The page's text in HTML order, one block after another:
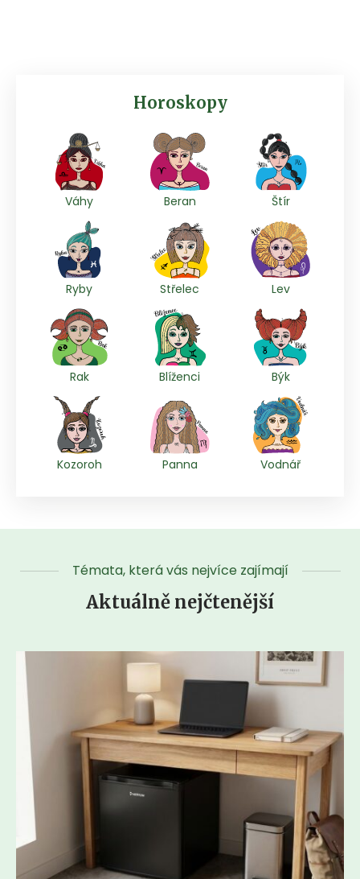
Horoskopy
Váhy Beran Štír
Ryby Střelec Lev
Rak Blíženci Býk
Kozoroh Panna Vodnář
Témata, která vás nejvíce zajímají
Aktuálně nejčtenější